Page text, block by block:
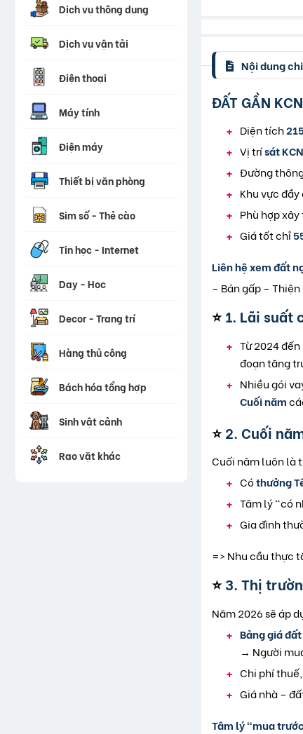
Dịch vụ thông dụng
Dịch vụ vận tải
Điện thoại
Máy tính
Điện máy
Thiết bị văn phòng
Sim số - Thẻ cào
Tin học - Internet
Dạy - Học
Decor - Trang trí
Hàng thủ công
Bách hóa tổng hợp
Sinh vật cảnh
Rao vặt khác
Nội dung
ĐẤT GẦN
Diện tích
Vị trísát
Đường
Khu vực
Phù hợp
Giá tốt chỉ
Liên hệ xem đất
– Bán gấp –
⭐1. Lãi suất
Từ 2024
đoạn tăng
Nhiều gói
Cuối năm
⭐2. Cuối
Cuối năm luôn là
Cóthưởng
Tâm lý “có
Gia đình
=> Nhu cầu thực
⭐3. Thị
Năm 2026 sẽ áp
Bảng giá
→ Người
Chi phí
Giá nhà –
Tâm lý “mua